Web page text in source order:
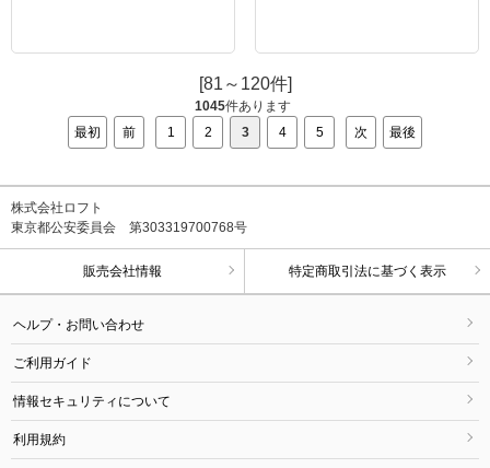
[81～120件]
1045件あります
最初
前 1 2 3 4 5 次 最後
株式会社ロフト
東京都公安委員会 第303319700768号
販売会社情報 特定商取引法に基づく表示
ヘルプ・お問い合わせ
ご利用ガイド
情報セキュリティについて
利用規約